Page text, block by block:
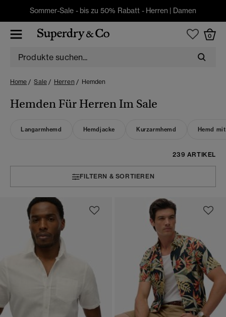
Sommer-Sale - bis zu 50% Rabatt - Herren | Damen
0
Home Sale Herren Hemden
Hemden Für Herren Im Sale
Langarmhemd Hemdjacke Kurzarmhemd Hemd
239 ARTIKEL
FILTERN & SORTIEREN